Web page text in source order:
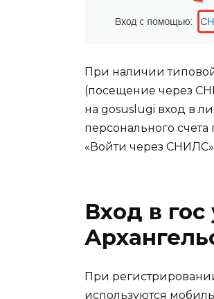
При наличии
(посещение через
на gosuslugi вход в
персонального
«Войти через
Вход в
При
используются